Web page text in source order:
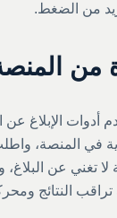
من الضغط.
من
أدوات الإبلاغ عن
في المنصة،
لا تغني عن البلاغ،
النتائج